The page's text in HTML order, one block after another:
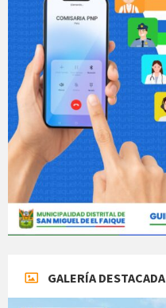
GALERÍA DESTACADA